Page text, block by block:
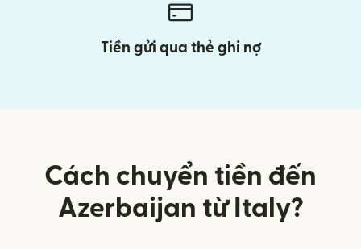
Tiền gửi qua thẻ ghi nợ
Cách chuyển tiền đến
Azerbaijan từ Italy?